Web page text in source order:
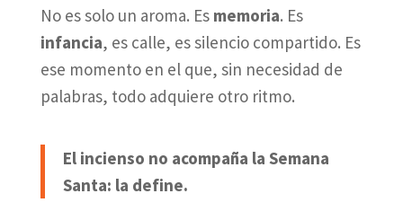
No es solo un aroma. Es memoria. Es
infancia, es calle, es silencio compartido. Es
ese momento en el que, sin necesidad de
palabras, todo adquiere otro ritmo.
El incienso no acompaña la Semana
Santa: la define.